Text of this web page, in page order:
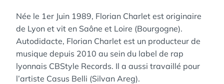
Née le 1er Juin 1989, Florian Charlet est originaire
de Lyon et vit en Saône et Loire (Bourgogne).
Autodidacte, Florian Charlet est un producteur de
musique depuis 2010 au sein du label de rap
lyonnais CBStyle Records. Il a aussi travaillé pour
l’artiste Casus Belli (Silvan Areg).